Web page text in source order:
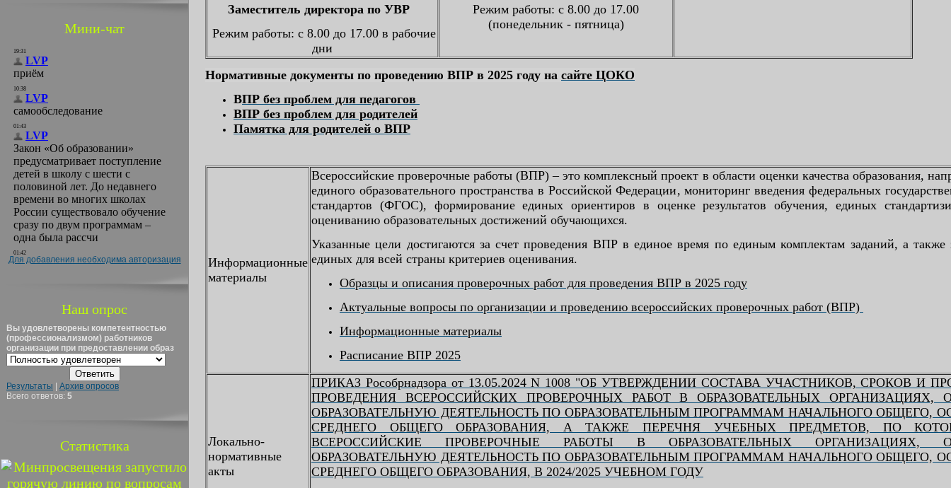
Мини-чат
Для добавления необходима авторизация
Наш опрос
Вы удовлетворены компетентностью
(профессионализмом) работников
организации при предоставлении образ
Результаты
Архив опросов
Всего ответов: 5
Статистика
Заместитель директора по УВР
Режим работы: с 8.00 до 17.00 в рабочие
дни
Режим работы: с 8.00 до 17.00
(понедельник - пятница)
Нормативные документы по проведению ВПР в 2025 году на сайте ЦОКО
ВПР без проблем для педагогов
ВПР без проблем для родителей
Памятка для родителей о ВПР
Информационные
материалы
Всероссийские проверочные работы (ВПР) – это комплексный проект в области оценки качества образования,
единого образовательного пространства в Российской Федерации, мониторинг введения федеральных
стандартов (ФГОС), формирование единых ориентиров в оценке результатов обучения, единых
оцениванию образовательных достижений обучающихся.
Указанные цели достигаются за счет проведения ВПР в единое время по единым комплектам заданий, а также
единых для всей страны критериев оценивания.
Образцы и описания проверочных работ для проведения ВПР в 2025 году
Актуальные вопросы по организации и проведению всероссийских проверочных работ (ВПР)
Информационные материалы
Расписание ВПР 2025
Локально-
нормативные
акты
ПРИКАЗ Рособрнадзора от 13.05.2024 N 1008 "ОБ УТВЕРЖДЕНИИ СОСТАВА УЧАСТНИКОВ, СРОКОВ И
ПРОВЕДЕНИЯ ВСЕРОССИЙСКИХ ПРОВЕРОЧНЫХ РАБОТ В ОБРАЗОВАТЕЛЬНЫХ
ОБРАЗОВАТЕЛЬНУЮ ДЕЯТЕЛЬНОСТЬ ПО ОБРАЗОВАТЕЛЬНЫМ ПРОГРАММАМ НАЧАЛЬНОГО ОБЩЕГО,
СРЕДНЕГО ОБЩЕГО ОБРАЗОВАНИЯ, А ТАКЖЕ ПЕРЕЧНЯ УЧЕБНЫХ ПРЕДМЕТОВ, ПО
ВСЕРОССИЙСКИЕ ПРОВЕРОЧНЫЕ РАБОТЫ В ОБРАЗОВАТЕЛЬНЫХ ОРГАНИЗАЦИЯХ,
ОБРАЗОВАТЕЛЬНУЮ ДЕЯТЕЛЬНОСТЬ ПО ОБРАЗОВАТЕЛЬНЫМ ПРОГРАММАМ НАЧАЛЬНОГО ОБЩЕГО,
СРЕДНЕГО ОБЩЕГО ОБРАЗОВАНИЯ, В 2024/2025 УЧЕБНОМ ГОДУ